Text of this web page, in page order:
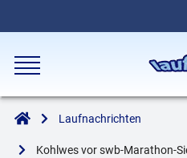
Laufnachrichten
Kohlwes vor swb-Marathon-